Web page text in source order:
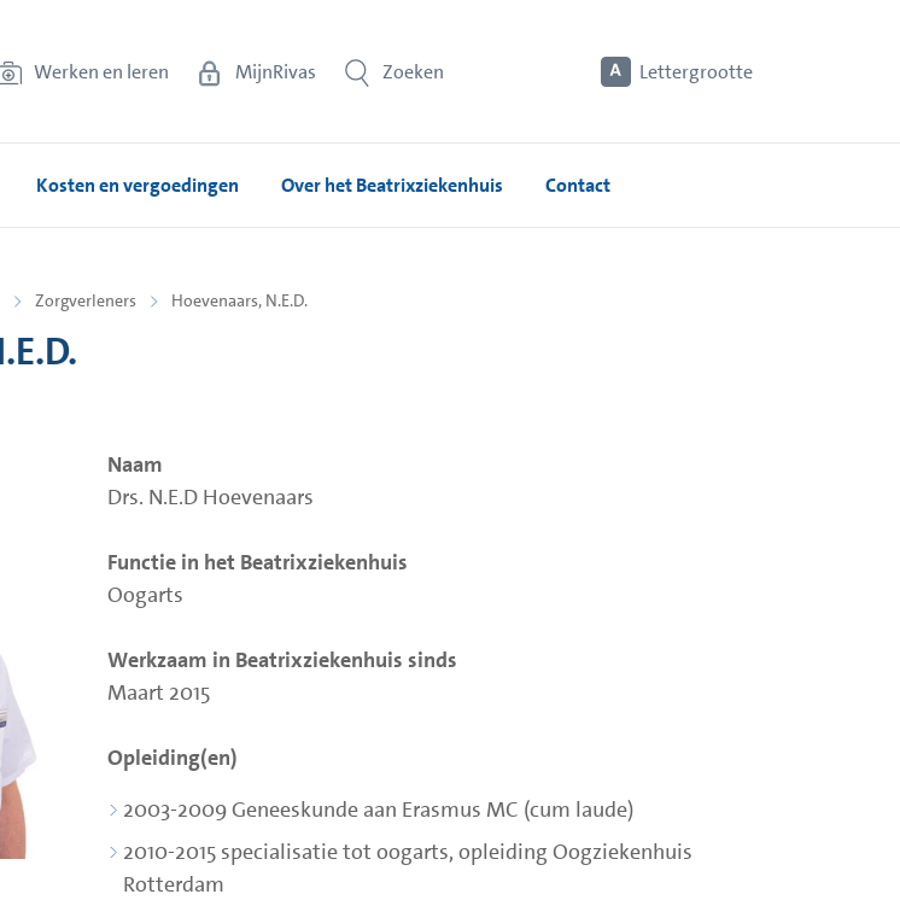
Werken en leren MijnRivas Zoeken Lettergrootte
Kosten en vergoedingen Over het Beatrixziekenhuis Contact
Zorgverleners Hoevenaars, N.E.D.
Naam
Drs. N.E.D Hoevenaars
Functie in het Beatrixziekenhuis
Oogarts
Werkzaam in Beatrixziekenhuis sinds
Maart 2015
Opleiding(en)
2003-2009 Geneeskunde aan Erasmus MC (cum laude)
2010-2015 specialisatie tot oogarts, opleiding Oogziekenhuis
Rotterdam